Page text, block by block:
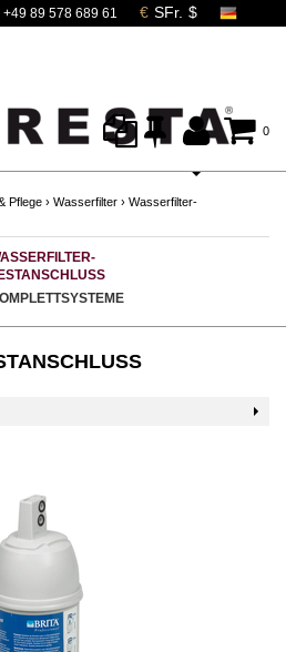
+49 89 578 689 61
0
Pflege › Wasserfilter › Wasserfilter-